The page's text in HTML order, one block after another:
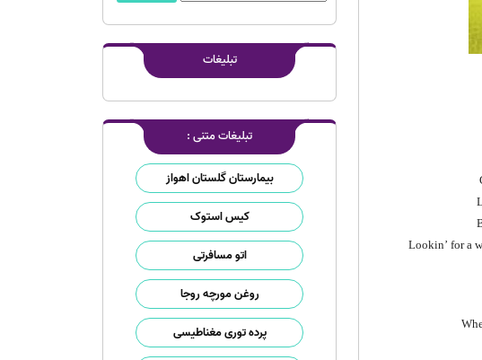
Lookin’ for a
تبلیغات
تبلیغات متنی :
بیمارستان گلستان اهواز
کیس استوک
اتو مسافرتی
روغن مورچه روجا
پرده توری مغناطیسی